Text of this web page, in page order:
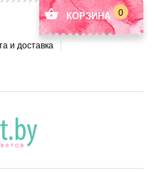
и доставка
КОРЗИНА 0